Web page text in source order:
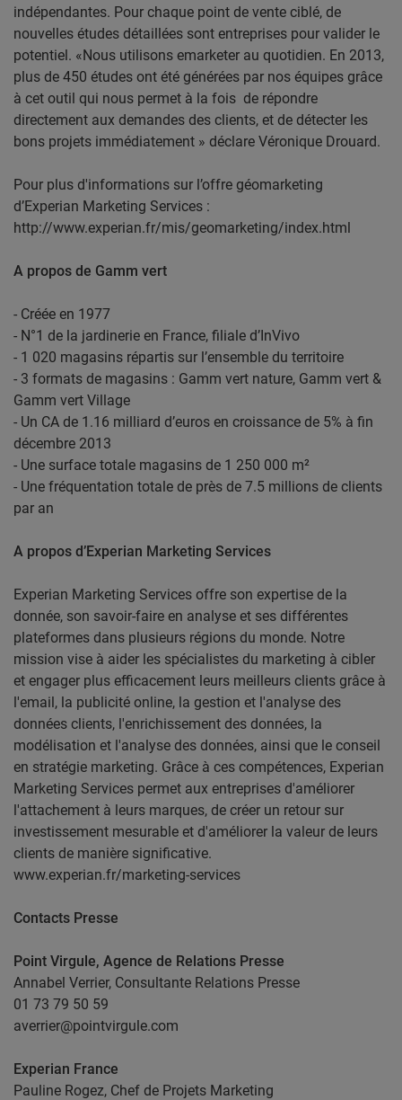
indépendantes. Pour chaque point de vente ciblé, de
nouvelles études détaillées sont entreprises pour valider le
potentiel. «Nous utilisons emarketer au quotidien. En 2013,
plus de 450 études ont été générées par nos équipes grâce
à cet outil qui nous permet à la fois de répondre
directement aux demandes des clients, et de détecter les
bons projets immédiatement » déclare Véronique Drouard.
Pour plus d'informations sur l’offre géomarketing
d’Experian Marketing Services :
http://www.experian.fr/mis/geomarketing/index.html
A propos de Gamm vert
- Créée en 1977
- N°1 de la jardinerie en France, filiale d’InVivo
- 1 020 magasins répartis sur l’ensemble du territoire
- 3 formats de magasins : Gamm vert nature, Gamm vert &
Gamm vert Village
- Un CA de 1.16 milliard d’euros en croissance de 5% à fin
décembre 2013
- Une surface totale magasins de 1 250 000 m²
- Une fréquentation totale de près de 7.5 millions de clients
par an
A propos d’Experian Marketing Services
Experian Marketing Services offre son expertise de la
donnée, son savoir-faire en analyse et ses différentes
plateformes dans plusieurs régions du monde. Notre
mission vise à aider les spécialistes du marketing à cibler
et engager plus efficacement leurs meilleurs clients grâce à
l'email, la publicité online, la gestion et l'analyse des
données clients, l'enrichissement des données, la
modélisation et l'analyse des données, ainsi que le conseil
en stratégie marketing. Grâce à ces compétences, Experian
Marketing Services permet aux entreprises d'améliorer
l'attachement à leurs marques, de créer un retour sur
investissement mesurable et d'améliorer la valeur de leurs
clients de manière significative.
www.experian.fr/marketing-services
Contacts Presse
Point Virgule, Agence de Relations Presse
Annabel Verrier, Consultante Relations Presse
01 73 79 50 59
averrier@pointvirgule.com
Experian France
Pauline Rogez, Chef de Projets Marketing